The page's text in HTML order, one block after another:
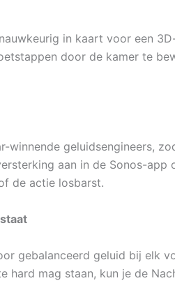
in kaart voor een
door de kamer te
winnende geluidsengineers,
aan in de Sonos-app
de actie losbarst.
gebalanceerd geluid bij elk
hard mag staan, kun je de